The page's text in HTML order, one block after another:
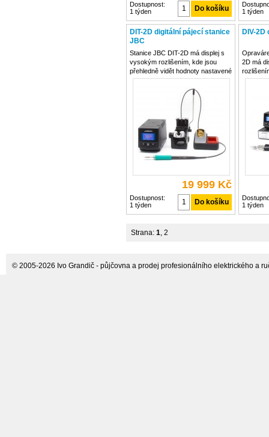
Dostupnost:
1 týden
1 týden
DIT-2D digitální pájecí stanice
JBC
Stanice JBC DIT-2D má displej s
vysokým rozlišením, kde jsou
přehledně vidět hodnoty nastavené
teploty. Teplota se nastavuje
pomoci jednoduchého menu.
Stanice má funkci Stop and Go,
která pomáhá šetřit pájecí hroty i
energii. Stanice je v
19 999 Kč
Dostupnost:
1 týden
DIV-
2D má
vidět
Stanice
1 týden
Strana: 1, 2
© 2005-2026 Ivo Grandič - půjčovna a prodej profesionálního elektrického a